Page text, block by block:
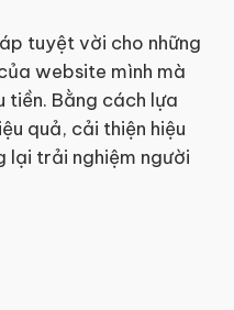
tuyệt vời cho những
website mình mà
tiền. Bằng cách lựa
quả, cải thiện hiệu
lại trải nghiệm người